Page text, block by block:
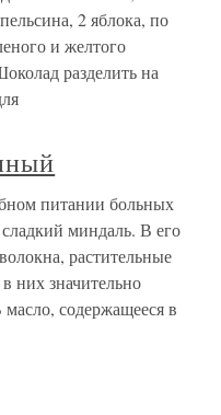
2 яблока, по
и желтого
разделить на
питании больных
миндаль. В его
растительные
них значительно
содержащееся в